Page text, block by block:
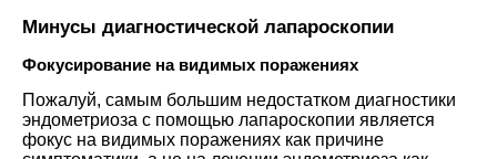
Минусы диагностической лапароскопии
Фокусирование на видимых поражениях
Пожалуй, самым большим недостатком диагностики
эндометриоза с помощью лапароскопии является
фокус на видимых поражениях как причине